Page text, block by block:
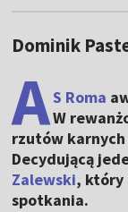
Dominik
AS Roma
W
rzutów
Decydującą
Zalewski, który
spotkania.